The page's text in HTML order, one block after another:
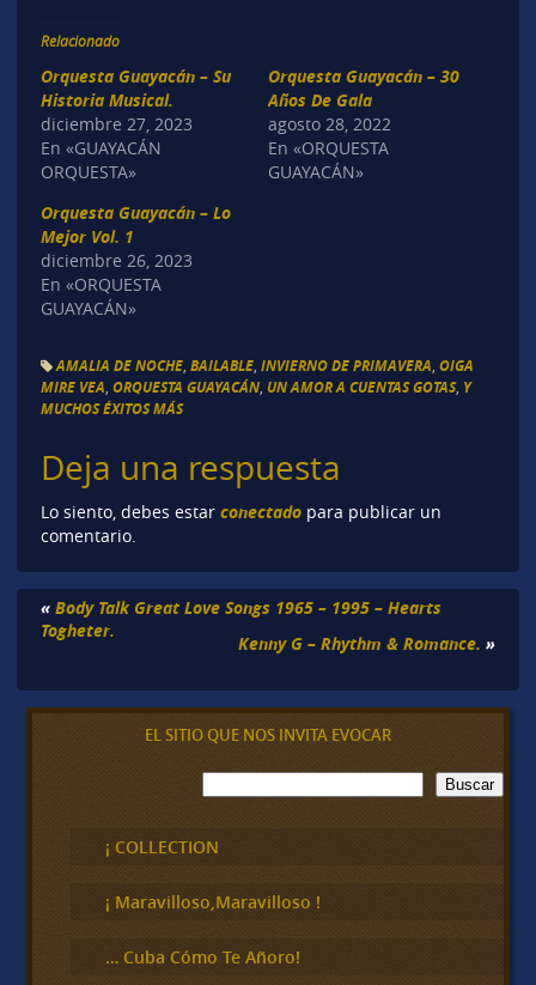
Relacionado
Orquesta Guayacán – Su
Historia Musical.
diciembre 27, 2023
En «GUAYACÁN
ORQUESTA»
Orquesta Guayacán – 30
Años De Gala
agosto 28, 2022
En «ORQUESTA
GUAYACÁN»
Orquesta Guayacán – Lo
Mejor Vol. 1
diciembre 26, 2023
En «ORQUESTA
GUAYACÁN»
AMALIA DE NOCHE, BAILABLE, INVIERNO DE PRIMAVERA OIGA
MIRE VEA ORQUESTA GUAYACÁN, UN AMOR A CUENTAS GOTAS, Y
MUCHOS ÉXITOS MÁS
Deja una respuesta
Lo siento, debes estar conectadopara publicar un
comentario.
« Body Talk Great Love Songs 1965 – 1995 – Hearts
Togheter.
Kenny G – Rhythm & Romance. »
EL SITIO QUE NOS INVITA EVOCAR
B
u
c
a
Buscar
¡ COLLECTION
¡ Maravilloso,Maravilloso !
… Cuba Cómo Te Añoro!